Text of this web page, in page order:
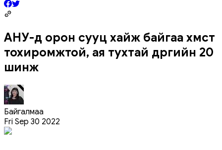
АНУ-д орон сууц хайж байгаа хүмүүст
тохиромжтой, ая тухтай дүүргийн 20
шинж
Байгалмаа
Fri Sep 30 2022